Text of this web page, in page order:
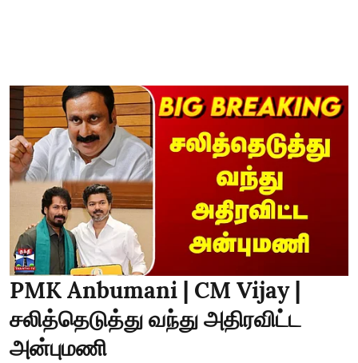
PMK Anbumani | CM Vijay |
சலித்தெடுத்து வந்து அதிரவிட்ட
அன்புமணி